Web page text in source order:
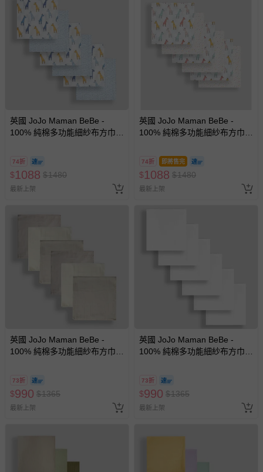
英國 JoJo Maman BeBe -
100% 純棉多功能細紗布方巾/
74折
$1088 $1480
最新上架
英國 JoJo Maman BeBe -
100% 純棉多功能細紗布方巾/
禮盒組(60*60cm)-粉色長頸鹿
74折 即將售完
$1088 $1480
最新上架
英國 JoJo Maman BeBe -
100% 純棉多功能細紗布方巾/
73折
$990 $1365
最新上架
英國 JoJo Maman BeBe -
100% 純棉多功能細紗布方巾/
73折
$990 $1365
最新上架